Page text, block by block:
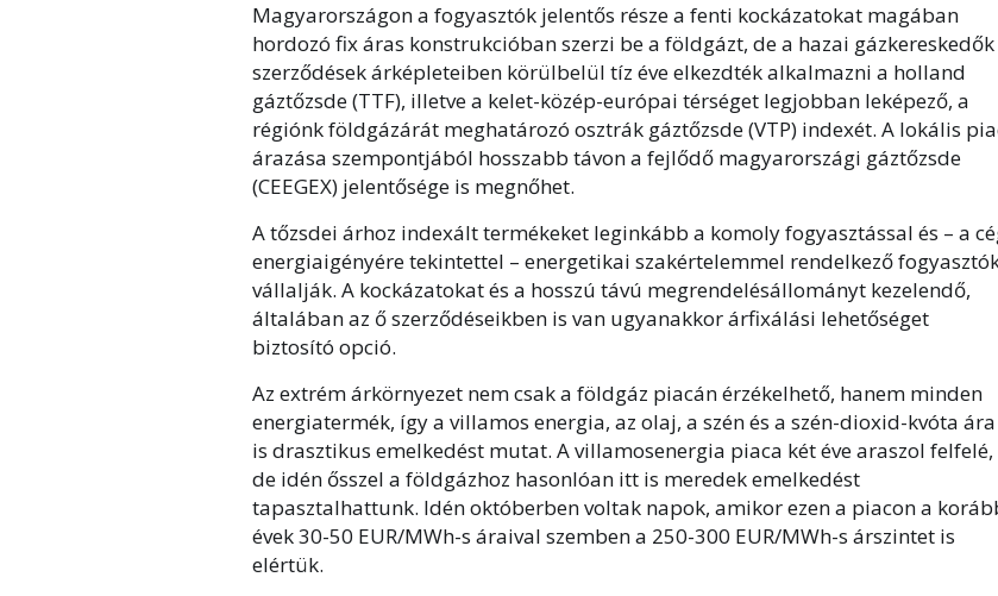
Magyarországon a fogyasztók jelentős része a fenti kockázatokat magában
hordozó fix áras konstrukcióban szerzi be a földgázt, de a hazai gázkereskedők
szerződések árképleteiben körülbelül tíz éve elkezdték alkalmazni a holland
gáztőzsde (TTF), illetve a kelet-közép-európai térséget legjobban leképező, a
régiónk földgázárát meghatározó osztrák gáztőzsde (VTP) indexét. A lokális
árazása szempontjából hosszabb távon a fejlődő magyarországi gáztőzsde
(CEEGEX) jelentősége is megnőhet.
A tőzsdei árhoz indexált termékeket leginkább a komoly fogyasztással és – a
energiaigényére tekintettel – energetikai szakértelemmel rendelkező
vállalják. A kockázatokat és a hosszú távú megrendelésállományt kezelendő,
általában az ő szerződéseikben is van ugyanakkor árfixálási lehetőséget
biztosító opció.
Az extrém árkörnyezet nem csak a földgáz piacán érzékelhető, hanem minden
energiatermék, így a villamos energia, az olaj, a szén és a szén-dioxid-kvóta ára
is drasztikus emelkedést mutat. A villamosenergia piaca két éve araszol felfelé,
de idén ősszel a földgázhoz hasonlóan itt is meredek emelkedést
tapasztalhattunk. Idén októberben voltak napok, amikor ezen a piacon a
évek 30-50 EUR/MWh-s áraival szemben a 250-300 EUR/MWh-s árszintet is
elértük.